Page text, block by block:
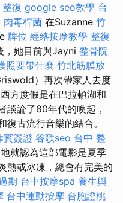
復 google seo教學 台
肉毒桿菌 在Suzanne 竹
牌位 經絡按摩教學 整復
，她目前與Jayni 整骨院
照要帶什麼 竹北筋膜放
）再次帶家人去度
方度假是在巴拉頓湖和
談論了80年代的喚起，
古流行音樂的結合。
賓簽證 谷歌seo 台中 整
就認為這部電影是夏季
熱或冰凍，總會有完美的
期 台中按摩spa 養生與
台中運動按摩 台胞證桃